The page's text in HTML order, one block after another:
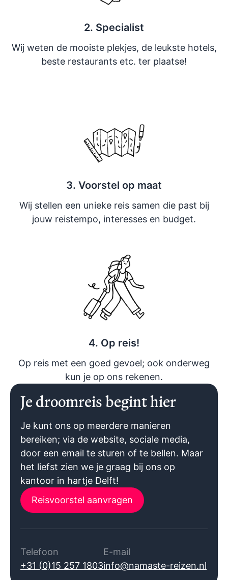
2. Specialist
Wij weten de mooiste plekjes, de leukste hotels,
beste restaurants etc. ter plaatse!
3. Voorstel op maat
Wij stellen een unieke reis samen die past bij
jouw reistempo, interesses en budget.
4. Op reis!
Op reis met een goed gevoel; ook onderweg
kun je op ons rekenen.
Je droomreis begint hier
Je kunt ons op meerdere manieren
bereiken; via de website, sociale media,
door een email te sturen of te bellen. Maar
het liefst zien we je graag bij ons op
kantoor in hartje Delft!
Reisvoorstel aanvragen
Telefoon
+31 (0)15 257 1803
E-mail
info@namaste-reizen.nl